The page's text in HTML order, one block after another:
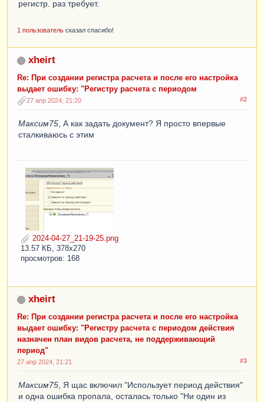
регистр. раз требует.
1 пользователь сказал спасибо!
xheirt
Re: При создании регистра расчета и после его настройка
выдает ошибку: "Регистру расчета с периодом
#2
27 апр 2024, 21:20
Максим75, А как задать документ? Я просто впервые
сталкиваюсь с этим
2024-04-27_21-19-25.png
13.57 КБ, 378x270
просмотров: 168
xheirt
Re: При создании регистра расчета и после его настройка
выдает ошибку: "Регистру расчета с периодом действия
назначен план видов расчета, не поддерживающий
период"
#3
27 апр 2024, 21:21
Максим75, Я щас включил "Использует период действия"
и одна ошибка пропала, осталась только "Ни один из